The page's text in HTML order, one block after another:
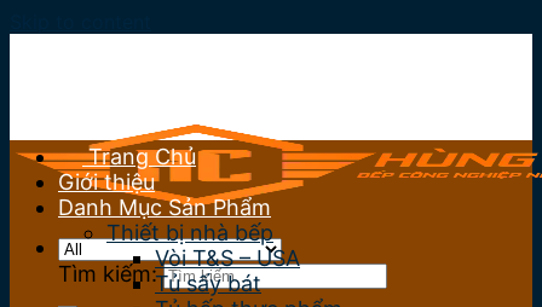
Tìm kiếm:
Trang Chủ
Giới thiệu
Danh Mục Sản Phẩm
Thiết bị nhà bếp
Vòi T&S – USA
Tủ sấy bát